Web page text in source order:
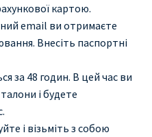
картою.
email ви отримаєте
Внесіть паспортні
за 48 годин. В цей час ви
і будете
і візьміть з собою